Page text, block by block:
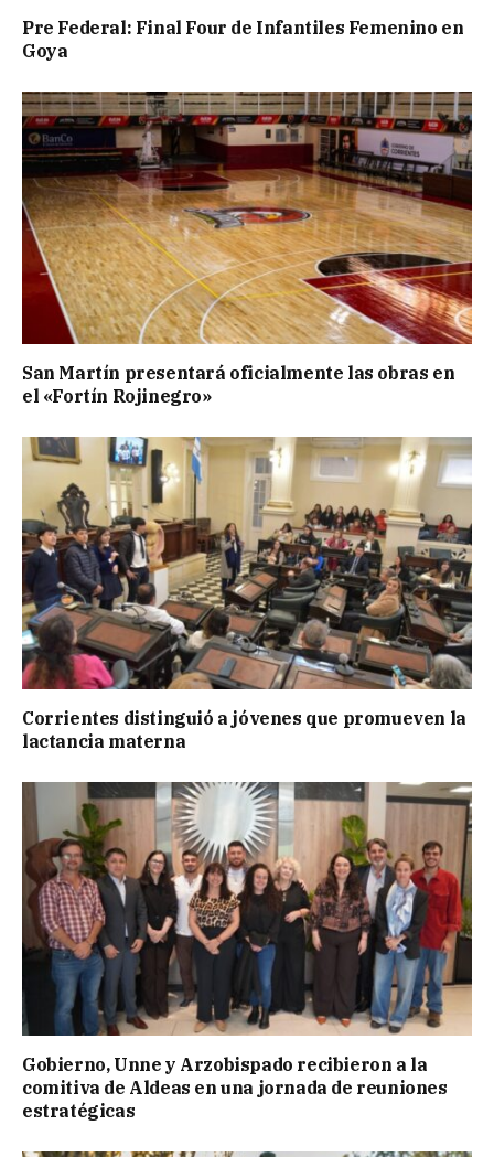
Pre Federal: Final Four de Infantiles Femenino en
Goya
San Martín presentará oficialmente las obras en
el «Fortín Rojinegro»
Corrientes distinguió a jóvenes que promueven la
lactancia materna
Gobierno, Unne y Arzobispado recibieron a la
comitiva de Aldeas en una jornada de reuniones
estratégicas